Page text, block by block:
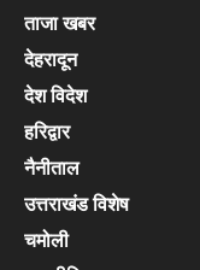
ताजा खबर
देहरादून
देश विदेश
हरिद्वार
नैनीताल
उत्तराखंड विशेष
चमोली